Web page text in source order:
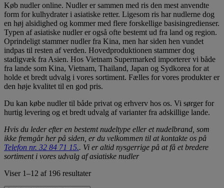
Køb nudler online. Nudler er sammen med ris den mest anvendte
form for kulhydrater i asiatiske retter. Ligesom ris har nudlerne dog
en høj alsidighed og kommer med flere forskellige basisingredienser.
Typen af asiatiske nudler er også ofte bestemt ud fra land og region.
Oprindeligt stammer nudler fra Kina, men har siden hen vundet
indpas til resten af verden. Hovedproduktionen stammer dog
stadigvæk fra Asien. Hos Vietnam Supermarked importerer vi både
fra lande som Kina, Vietnam, Thailand, Japan og Sydkorea for at
holde et bredt udvalg i vores sortiment. Fælles for vores produkter er
den høje kvalitet til en god pris.
Du kan købe nudler til både privat og erhverv hos os. Vi sørger for
hurtig levering og et bredt udvalg af varianter fra adskillige lande.
Hvis du leder efter en bestemt nudeltype eller et nudelbrand, som
ikke fremgår her på siden, er du velkommen til at kontakte os på
Telefon nr. 32 84 71 15.. Vi er altid nysgerrige på at få et bredere
sortiment i vores udvalg af asiatiske nudler
Viser 1–12 af 196 resultater